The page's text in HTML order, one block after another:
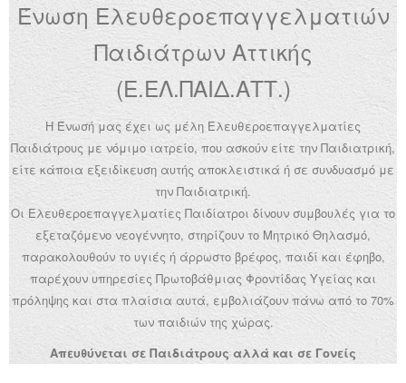
Ένωση Ελευθεροεπαγγελματιών
Παιδιάτρων Αττικής
(Ε.ΕΛ.ΠΑΙΔ.ΑΤΤ.)
Η Ένωσή μας έχει ως μέλη Ελευθεροεπαγγελματίες
Παιδιάτρους με νόμιμο ιατρείο, που ασκούν είτε την Παιδιατρική,
είτε κάποια εξειδίκευση αυτής αποκλειστικά ή σε συνδυασμό με
την Παιδιατρική.
Οι Ελευθεροεπαγγελματίες Παιδίατροι δίνουν συμβουλές για το
εξεταζόμενο νεογέννητο, στηρίζουν το Μητρικό Θηλασμό,
παρακολουθούν το υγιές ή άρρωστο βρέφος, παιδί και έφηβο,
παρέχουν υπηρεσίες Πρωτοβάθμιας Φροντίδας Υγείας και
πρόληψης και στα πλαίσια αυτά, εμβολιάζουν πάνω από το 70%
των παιδιών της χώρας.
Απευθύνεται σε Παιδιάτρους αλλά και σε Γονείς
Ανακοινώσεις
Εργαλεία για Παιδιάτρους
Χρήσιμα Links
Επεξεργασία Προφίλ